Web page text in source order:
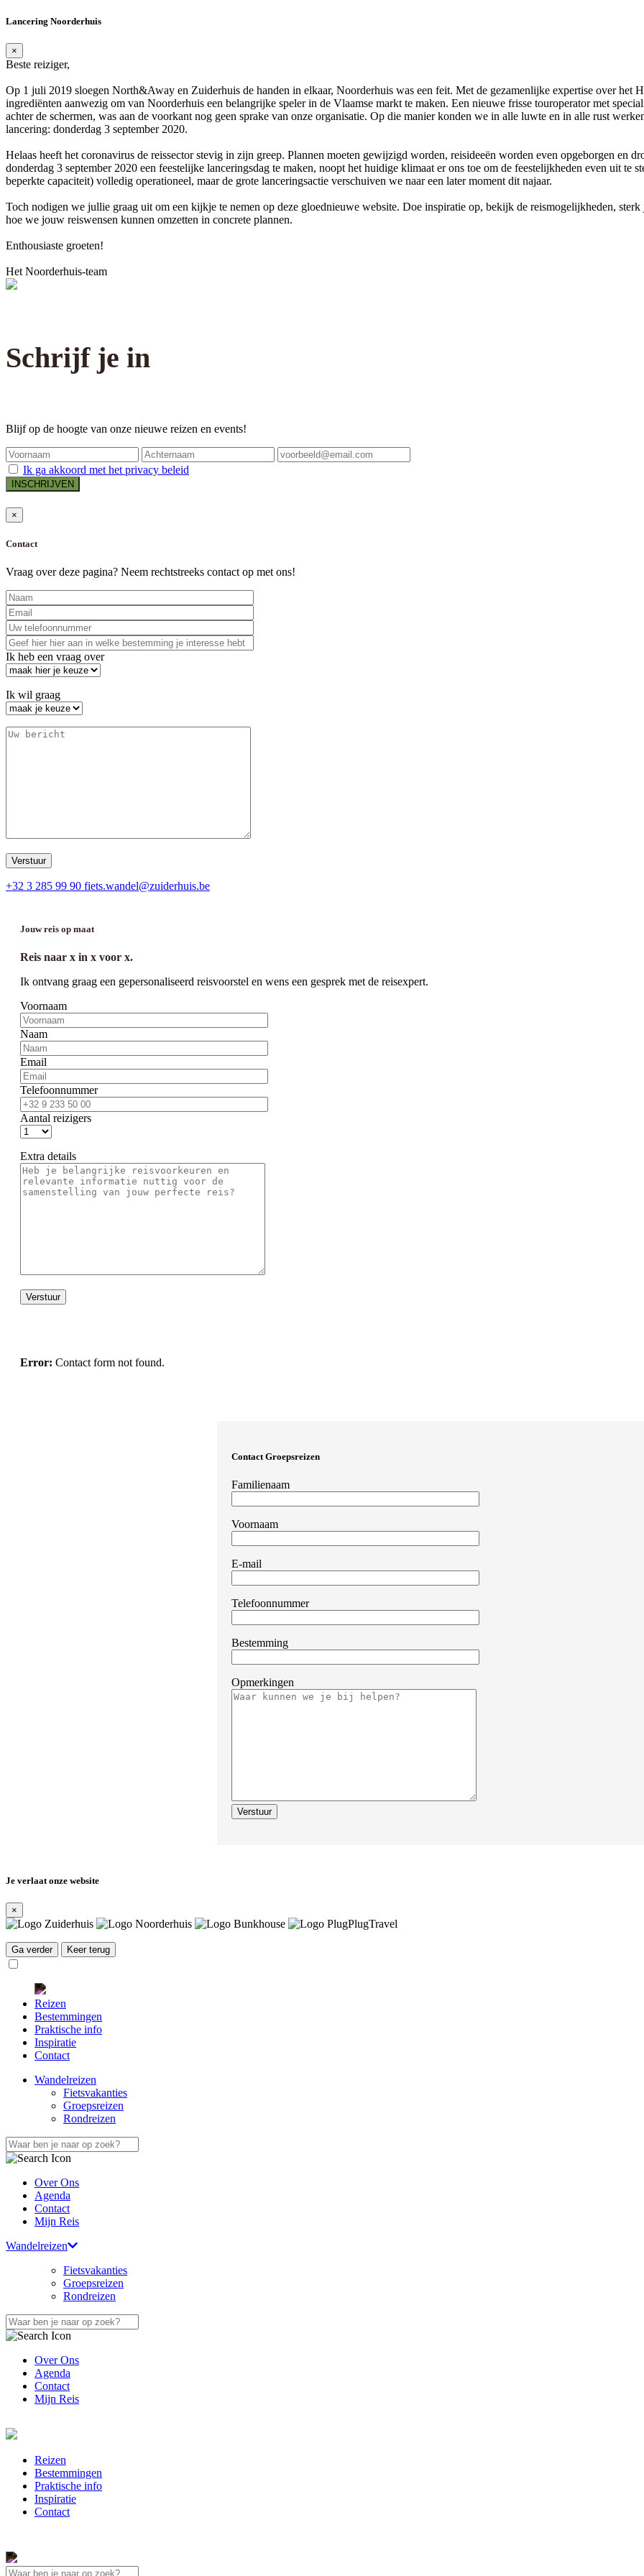
Lancering Noorderhuis
×
Beste reiziger,
Op 1 juli 2019 sloegen North&Away en Zuiderhuis de handen in elkaar, Noorderhuis was een feit. Met de gezamenlijke expertise over het
ingrediënten aanwezig om van Noorderhuis een belangrijke speler in de Vlaamse markt te maken. Een nieuwe frisse touroperator met
achter de schermen, was aan de voorkant nog geen sprake van onze organisatie. Op die manier konden we in alle luwte en in alle rust
lancering: donderdag 3 september 2020.
Helaas heeft het coronavirus de reissector stevig in zijn greep. Plannen moeten gewijzigd worden, reisideeën worden even opgeborgen en
donderdag 3 september 2020 een feestelijke lanceringsdag te maken, noopt het huidige klimaat er ons toe om de feestelijkheden even uit te
beperkte capaciteit) volledig operationeel, maar de grote lanceringsactie verschuiven we naar een later moment dit najaar.
Toch nodigen we jullie graag uit om een kijkje te nemen op deze gloednieuwe website. Doe inspiratie op, bekijk de reismogelijkheden,
hoe we jouw reiswensen kunnen omzetten in concrete plannen.
Enthousiaste groeten!
Het Noorderhuis-team
Schrijf je in
Blijf op de hoogte van onze nieuwe reizen en events!
Ik ga akkoord met het privacy beleid
×
Contact
Vraag over deze pagina? Neem rechtstreeks contact op met ons!
Ik heb een vraag over
Ik wil graag
+32 3 285 99 90 fiets.wandel@zuiderhuis.be
Jouw reis op maat
Reis naar x in x voor x.
Ik ontvang graag een gepersonaliseerd reisvoorstel en wens een gesprek met de reisexpert.
Voornaam
Naam
Email
Telefoonnummer
Aantal reizigers
Extra details
Error: Contact form not found.
Contact Groepsreizen
Familienaam
Voornaam
E-mail
Telefoonnummer
Bestemming
Opmerkingen
Je verlaat onze website
×
Ga verder Keer terug
Reizen
Bestemmingen
Praktische info
Inspiratie
Contact
Wandelreizen
Fietsvakanties
Groepsreizen
Rondreizen
Over Ons
Agenda
Contact
Mijn Reis
Wandelreizen
Fietsvakanties
Groepsreizen
Rondreizen
Over Ons
Agenda
Contact
Mijn Reis
Reizen
Bestemmingen
Praktische info
Inspiratie
Contact